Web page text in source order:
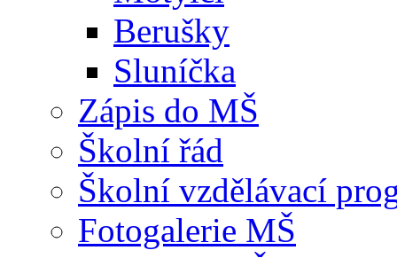
Berušky
Sluníčka
Zápis do MŠ
Školní řád
Školní vzdělávací
Fotogalerie MŠ